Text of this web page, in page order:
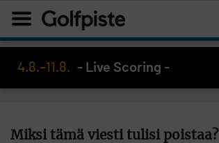
4.8.–11.8. - Live Scoring -
Miksi tämä viesti tulisi poistaa?